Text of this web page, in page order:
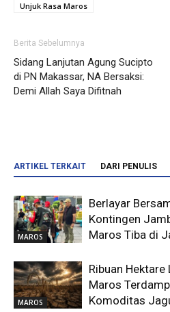
Unjuk Rasa Maros
Berita Sebelumnya
Sidang Lanjutan Agung Sucipto
di PN Makassar, NA Bersaksi:
Demi Allah Saya Difitnah
ARTIKEL TERKAIT DARI PENULIS
MAROS
Berlayar
Kontingen
Maros Tiba di
MAROS
Ribuan Hektare
Maros
Komoditas